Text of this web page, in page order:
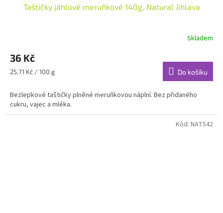
Taštičky jáhlové meruňkové 140g, Natural Jihlava
Skladem
36 Kč
Měrná
25,71 Kč / 100 g Do košíku
Bezlepkové taštičky plněné meruňkovou náplní. Bez přidaného
cukru, vajec a mléka.
Kód: NAT542